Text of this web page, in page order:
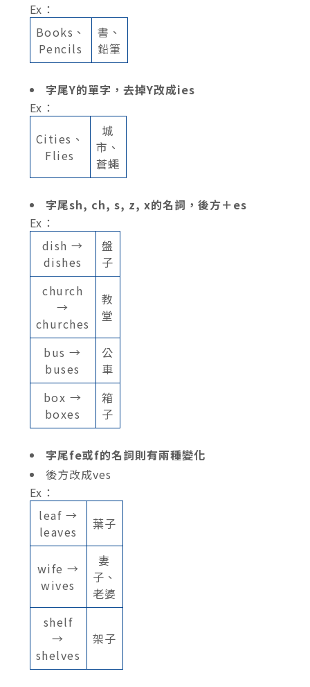
Ex：
Books、
Pencils
書、
鉛筆
字尾Y的單字，去掉Y改成ies
Ex：
Cities、
Flies
城
市、
蒼蠅
字尾sh, ch, s, z, x的名詞，後方＋es
Ex：
dish →
dishes
盤
子
church
→
churches
教
堂
bus →
buses
公
車
box →
boxes
箱
子
字尾fe或f的名詞則有兩種變化
後方改成ves
Ex：
leaf →
leaves
葉子
wife →
wives
妻
子、
老婆
shelf
→
shelves
架子